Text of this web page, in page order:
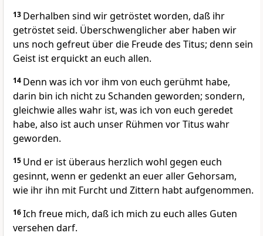
13 Derhalben sind wir getröstet worden, daß ihr
getröstet seid. Überschwenglicher aber haben wir
uns noch gefreut über die Freude des Titus; denn sein
Geist ist erquickt an euch allen.
14 Denn was ich vor ihm von euch gerühmt habe,
darin bin ich nicht zu Schanden geworden; sondern,
gleichwie alles wahr ist, was ich von euch geredet
habe, also ist auch unser Rühmen vor Titus wahr
geworden.
15 Und er ist überaus herzlich wohl gegen euch
gesinnt, wenn er gedenkt an euer aller Gehorsam,
wie ihr ihn mit Furcht und Zittern habt aufgenommen.
16Ich freue mich, daß ich mich zu euch alles Guten
versehen darf.